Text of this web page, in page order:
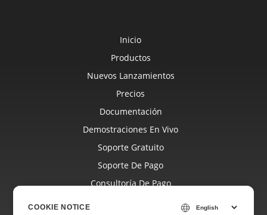
Inicio
Productos
Nuevos Lanzamientos
Precios
Documentación
Demostraciones En Vivo
Soporte Gratuito
Soporte De Pago
Consultoría De Pago
COOKIE NOTICE